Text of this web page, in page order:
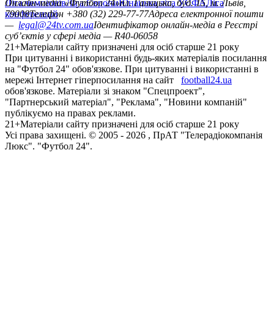
Ліга чемпіонівЛіга ЄвропиЮнацька ліга УЄФАЛіга
конференцій
Онлайн-медіа «Футбол 24»пл. Галицька, буд. 15, м. Львів,
79008Телефон +380 (32) 229-77-77Адреса електронної пошти
— legal@24tv.com.uaІдентифікатор онлайн-медіа в Реєстрі
суб’єктів у сфері медіа — R40-06058
21+Матеріали сайту призначені для осіб старше 21 року
При цитуванні і використанні будь-яких матеріалів посилання
на "Футбол 24" обов'язкове. При цитуванні і використанні в
мережі Інтернет гіперпосилання на сайт
football24.ua
обов'язкове. Матеріали зі знаком "Спецпроект",
"Партнерський матеріал", "Реклама", "Новини компаній"
публікуємо на правах реклами.
21+Матеріали сайту призначені для осіб старше 21 року
Усi права захищенi. © 2005 - 2026 , ПрАТ "Телерадіокомпанія
Люкс". "Футбол 24".